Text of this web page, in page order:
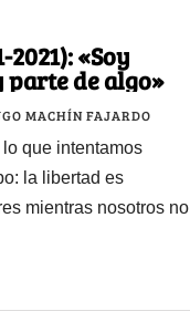
«Soy
de algo»
MACHÍN FAJARDO
que intentamos
la libertad es
mientras nosotros no